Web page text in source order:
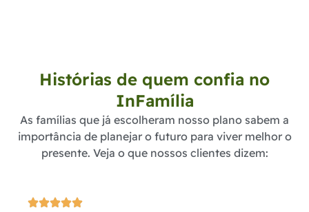
Histórias de quem confia no
InFamília
As famílias que já escolheram nosso plano sabem a
importância de planejar o futuro para viver melhor o
presente. Veja o que nossos clientes dizem: